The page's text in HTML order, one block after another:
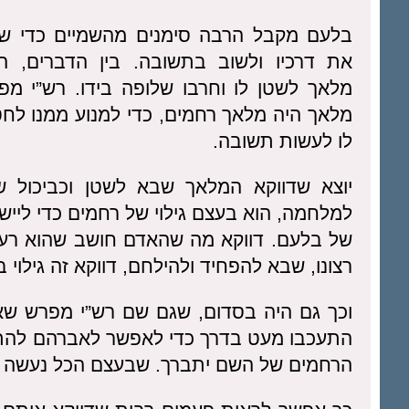
בלעם מקבל הרבה סימנים מהשמיים כדי
את דרכיו ולשוב בתשובה. בין הדברים,
מלאך לשטן לו וחרבו שלופה בידו. רש”י
מלאך היה מלאך רחמים, כדי למנוע ממנו
לו לעשות תשובה.
יוצא שדווקא המלאך שבא לשטן וכביכול
למלחמה, הוא בעצם גילוי של רחמים כדי
של בלעם. דווקא מה שהאדם חושב שהוא
רצונו, שבא להפחיד ולהילחם, דווקא זה
וכך גם היה בסדום, שגם שם רש”י מפרש
התעכבו מעט בדרך כדי לאפשר לאברהם
הרחמים של השם יתברך. שבעצם הכל נעשה